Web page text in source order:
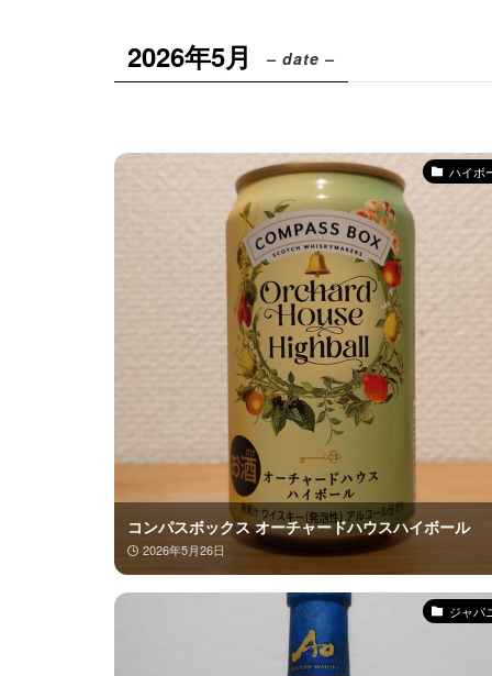
2026年5月 – date –
ハイボ
コンパスボックス オーチャードハウスハイボール
2026年5月26日
ジャパ